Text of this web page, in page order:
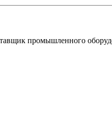
промышленного